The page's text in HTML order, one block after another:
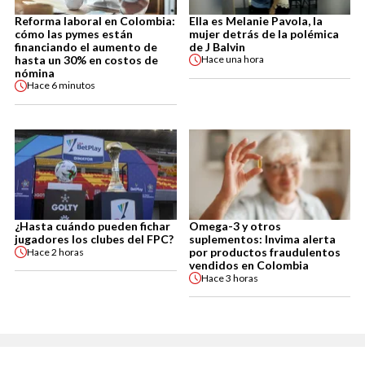
Reforma laboral en Colombia:
cómo las pymes están
financiando el aumento de
hasta un 30% en costos de
nómina
Hace 6 minutos
Ella es Melanie Pavola, la
mujer detrás de la polémica
de J Balvin
Haceuna hora
¿Hasta cuándo pueden fichar
jugadores los clubes del FPC?
Hace2 horas
Omega-3 y otros
suplementos: Invima alerta
por productos fraudulentos
vendidos en Colombia
Hace3 horas